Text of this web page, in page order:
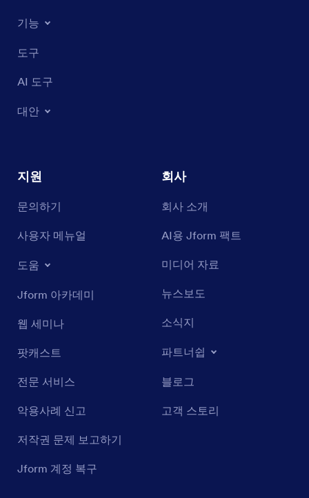
기능
도구
AI 도구
대안
지원
문의하기
사용자 메뉴얼
도움
Jform 아카데미
웹 세미나
팟캐스트
전문 서비스
악용사례 신고
저작권 문제 보고하기
Jform 계정 복구
회사
회사 소개
AI용 Jform 팩트
미디어 자료
뉴스보도
소식지
파트너쉽
블로그
고객 스토리